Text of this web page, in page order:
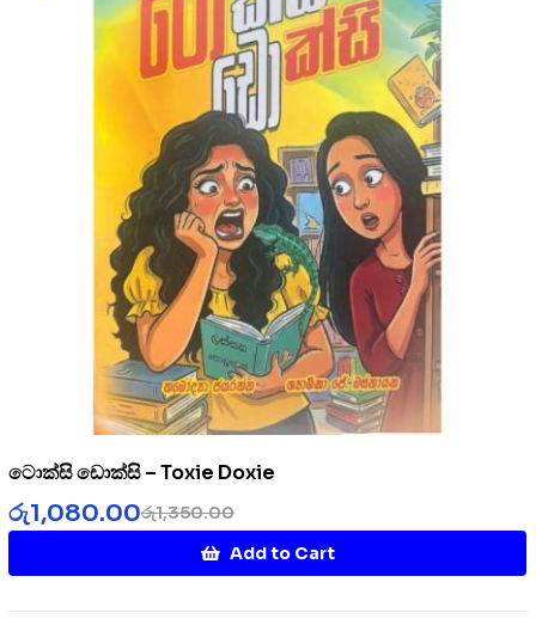
ටොක්සි ඩොක්සි – Toxie Doxie
රු1,350.00
රු1,080.00
Add to Cart